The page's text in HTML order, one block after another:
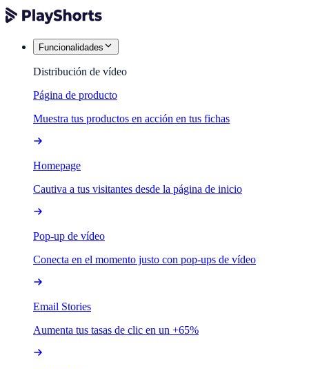
Funcionalidades
Distribución de vídeo
Página de producto
Muestra tus productos en acción en tus fichas
Homepage
Cautiva a tus visitantes desde la página de inicio
Pop-up de vídeo
Conecta en el momento justo con pop-ups de vídeo
Email Stories
Aumenta tus tasas de clic en un +65%